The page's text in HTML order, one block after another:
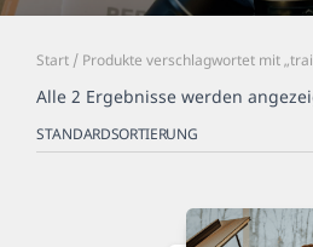
Start / Produkte verschlagwortet mit
Alle 2 Ergebnisse werden